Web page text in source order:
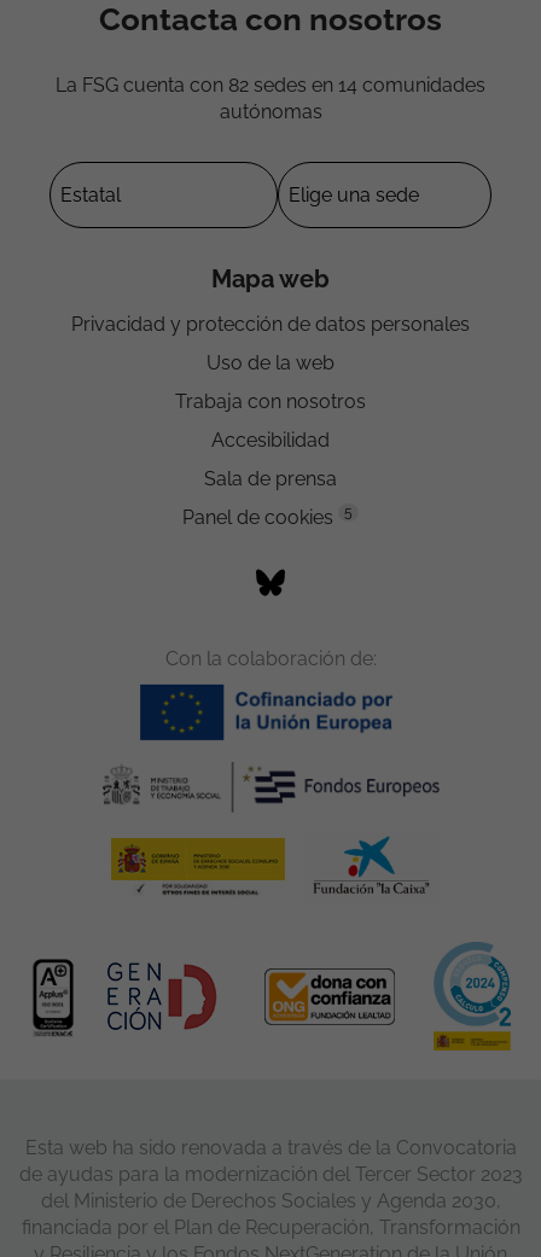
Contacta con nosotros
La FSG cuenta con 82 sedes en 14 comunidades
autónomas
Mapa web
Privacidad y protección de datos personales
Uso de la web
Trabaja con nosotros
Accesibilidad
Sala de prensa
Panel de cookies
5
Con la colaboración de:
Esta web ha sido renovada a través de la Convocatoria
de ayudas para la modernización del Tercer Sector 2023
del Ministerio de Derechos Sociales y Agenda 2030,
financiada por el Plan de Recuperación, Transformación